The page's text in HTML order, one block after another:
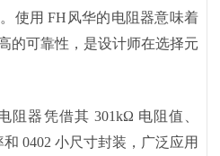
使用 FH风华的电阻器意味着
的可靠性，是设计师在选择元
阻器凭借其 301kΩ 电阻值、
0402 小尺寸封装，广泛应用